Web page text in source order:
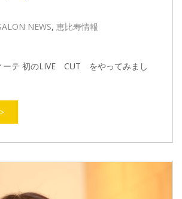
NEWS, 恵比寿情報
ーテ 初のLIVE CUT をやってみまし